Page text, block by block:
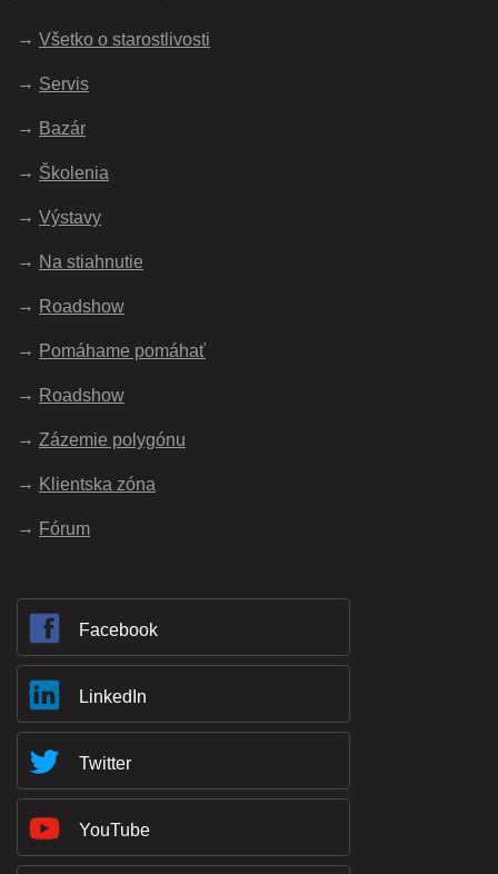
Všetko o starostlivosti
Servis
Bazár
Školenia
Výstavy
Na stiahnutie
Roadshow
Pomáhame pomáhať
Roadshow
Zázemie polygónu
Klientska zóna
Fórum
Facebook
LinkedIn
Twitter
YouTube